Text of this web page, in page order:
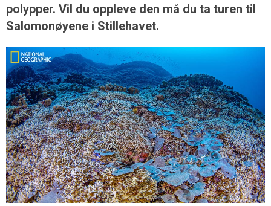
polypper. Vil du oppleve den må du ta turen til
Salomonøyene i Stillehavet.